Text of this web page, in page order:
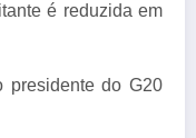
é reduzida em
presidente do G20